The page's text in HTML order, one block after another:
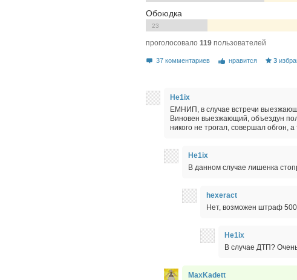
Обоюдка
23
проголосовало 119 пользователей
37 комментариев нравится 3
He1ix
ЕМНИП, в случае встречи
Виновен выезжающий, объездун
никого не трогал, совершал обгон,
He1ix
В данном случае лишенка
hexeract
Нет, возможен штраф
He1ix
В случае ДТП?
MaxKadett